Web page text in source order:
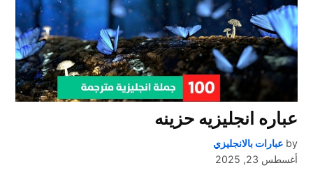
عباره انجليزيه حزينه
by عبارات بالانجليزي
أغسطس 23, 2025